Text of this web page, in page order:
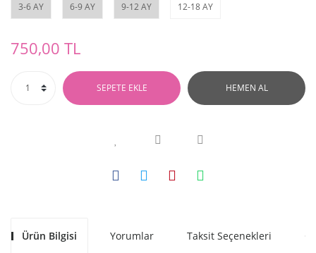
3-6 AY 6-9 AY 9-12 AY 12-18 AY
750,00 TL
SEPETE EKLE HEMEN AL
Ürün Bilgisi Yorumlar Taksit Seçenekleri